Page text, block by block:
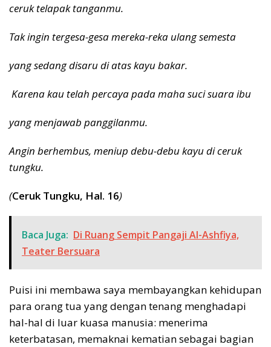
ceruk telapak tanganmu.
Tak ingin tergesa-gesa mereka-reka ulang semesta
yang sedang disaru di atas kayu bakar.
Karena kau telah percaya pada maha suci suara ibu
yang menjawab panggilanmu.
Angin berhembus, meniup debu-debu kayu di ceruk
tungku.
(Ceruk Tungku, Hal. 16)
Baca Juga: Di Ruang Sempit Pangaji Al-Ashfiya,
Teater Bersuara
Puisi ini membawa saya membayangkan kehidupan
para orang tua yang dengan tenang menghadapi
hal-hal di luar kuasa manusia: menerima
keterbatasan, memaknai kematian sebagai bagian